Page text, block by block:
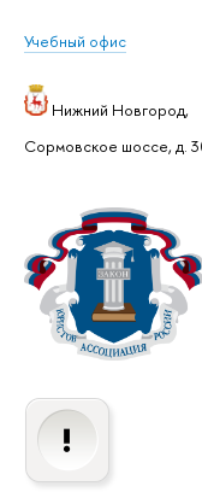
Учебный офис
Нижний Новгород,
Сормовское шоссе, д.